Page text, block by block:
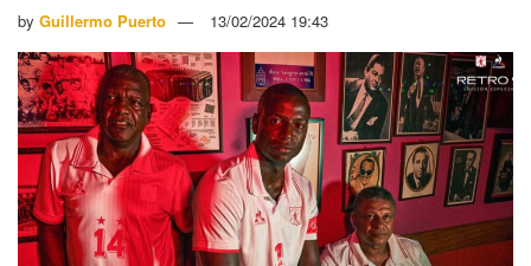
by Guillermo Puerto 13/02/2024 19:43